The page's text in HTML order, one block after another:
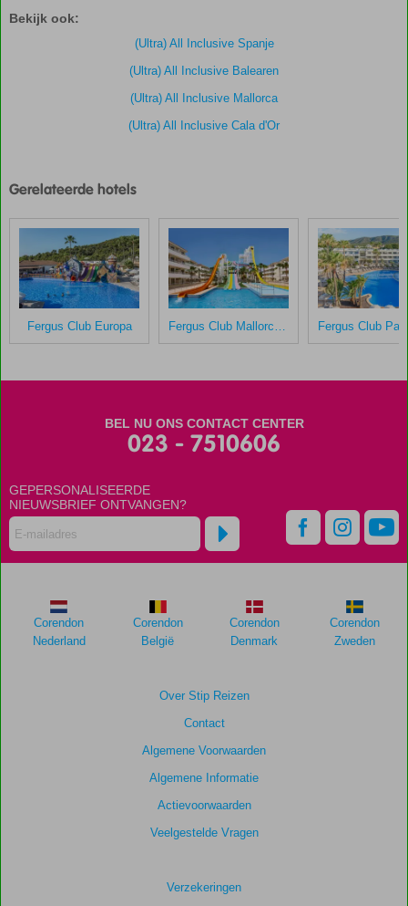
door
Ferrera
Scores
die
ouder
zijn
weergegeven
relevantie
van
de
getoonde
Totale
Eten
7,7
Wifi kwaliteit
9,0
Bekijk ook:
(Ultra) All Inclusive Spanje
(Ultra) All Inclusive Balearen
(Ultra) All Inclusive Mallorca
(Ultra) All Inclusive Cala d'Or
Gerelateerde hotels
Fergus Club Europa
BEL NU ONS CONTACT CENTER
023 - 7510606
GEPERSONALISEERDE
NIEUWSBRIEF ONTVANGEN?
Over Stip Reizen
Contact
Algemene Voorwaarden
Algemene Informatie
Actievoorwaarden
Veelgestelde Vragen
Verzekeringen
Corendon
Nederland
Corendon
België
Corendon
Denmark
Corendon
Zweden